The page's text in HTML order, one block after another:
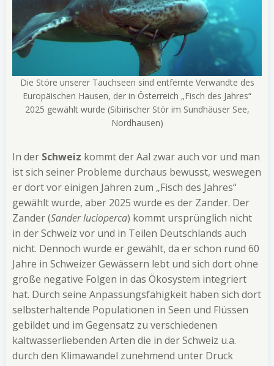
Die Störe unserer Tauchseen sind entfernte Verwandte des
Europäischen Hausen, der in Österreich „Fisch des Jahres“
2025 gewählt wurde (Sibirischer Stör im Sundhäuser See,
Nordhausen)
In der Schweiz kommt der Aal zwar auch vor und man
ist sich seiner Probleme durchaus bewusst, weswegen
er dort vor einigen Jahren zum „Fisch des Jahres“
gewählt wurde, aber 2025 wurde es der Zander. Der
Zander (Sander lucioperca) kommt ursprünglich nicht
in der Schweiz vor und in Teilen Deutschlands auch
nicht. Dennoch wurde er gewählt, da er schon rund 60
Jahre in Schweizer Gewässern lebt und sich dort ohne
große negative Folgen in das Ökosystem integriert
hat. Durch seine Anpassungsfähigkeit haben sich dort
selbsterhaltende Populationen in Seen und Flüssen
gebildet und im Gegensatz zu verschiedenen
kaltwasserliebenden Arten die in der Schweiz u.a.
durch den Klimawandel zunehmend unter Druck